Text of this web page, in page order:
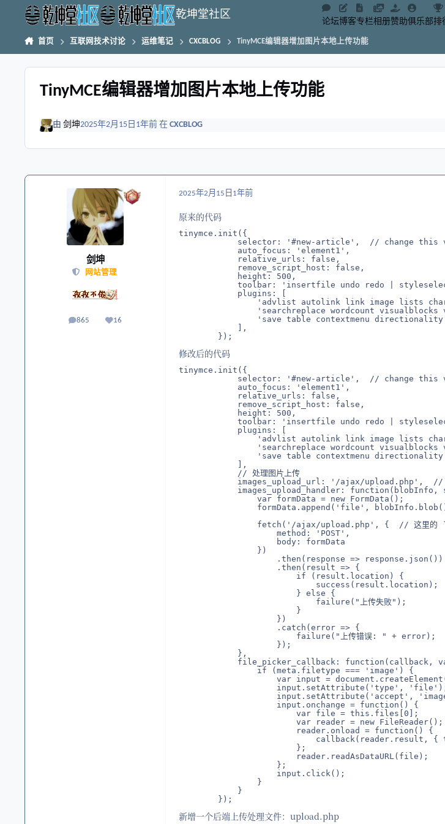
跳转到帖子
乾坤堂社区
论坛博客专栏相册赞助俱乐部排
首页 互联网技术讨论 运维笔记 CXCBLOG TinyMCE编辑器增加图片本地上传功能
TinyMCE编辑器增加图片本地上传功能
由 剑坤2025年2月15日 1年前 在 CXCBLOG
剑坤
网站管理
865
帖子 16
声誉
2025年2月15日 1年前
原来的代码
tinymce.init({
selector: '#new-article',  // change this
            auto_focus: 'element1',
            relative_urls: false,
            remove_script_host: false,
            height: 500,
toolbar: 'insertfile undo redo |
            plugins: [
'advlist autolink link image lists
'searchreplace wordcount visualblocks
'save table contextmenu
            ],
        });
修改后的代码
tinymce.init({
selector: '#new-article',  // change this
            auto_focus: 'element1',
            relative_urls: false,
            remove_script_host: false,
            height: 500,
toolbar: 'insertfile undo redo |
            plugins: [
'advlist autolink link image lists
'searchreplace wordcount visualblocks
'save table contextmenu
            ],
            // 处理图片上传
images_upload_url: '/ajax/upload.php',  // 服
images_upload_handler: function(blobInfo,
                var formData = new FormData();
formData.append('file',
fetch('/ajax/upload.php', {  // 这里的 `/
                    method: 'POST',
                    body: formData
                })
                    .then(response => response.json())
                    .then(result => {
                        if (result.location) {
success(result.location);
                        } else {
                            failure("上传失败");
                        }
                    })
                    .catch(error => {
                        failure("上传错误: " + error);
                    });
            },
file_picker_callback: function(callback,
                if (meta.filetype === 'image') {
var input =
input.setAttribute('type',
input.setAttribute('accept',
                    input.onchange = function() {
                        var file = this.files[0];
                        var reader = new FileReader();
                        reader.onload = function() {
callback(reader.result, {
                        };
                        reader.readAsDataURL(file);
                    };
                    input.click();
                }
            }
        });
新增一个后端上传处理文件：upload.php